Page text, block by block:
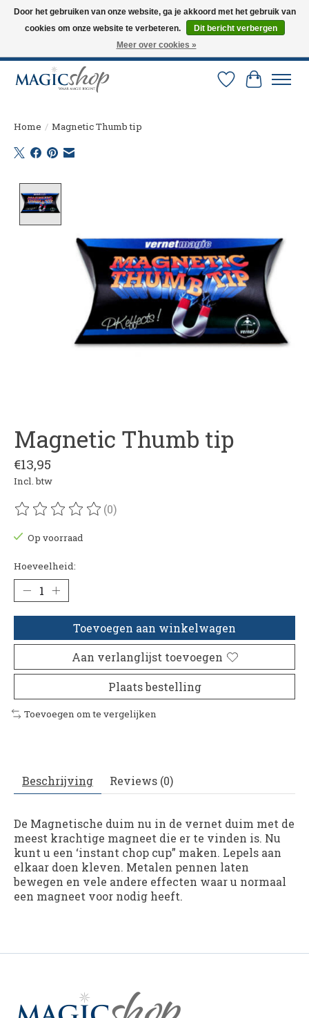
Altijd de nieuwste trucs op voorraad. Snelle verzending via PostNL en DHL.
Langskomen in onze winkel? Bel of mail om een afspraak te maken. 0251-
Verlanglijst
Home / Magnetic Thumb tip
Magnetic Thumb tip
€13,95
Incl. btw
De beoordeling van dit product is
(0)
Op voorraad
Hoeveelheid:
Toevoegen aan winkelwagen
Aan verlanglijst toevoegen
Plaats bestelling
Toevoegen om te vergelijken
Beschrijving Reviews (0)
De Magnetische duim nu in de vernet duim met de
meest krachtige magneet die er te vinden is. Nu
kunt u een ‘instant chop cup” maken. Lepels aan
elkaar doen kleven. Metalen pennen laten
bewegen en vele andere effecten waar u normaal
een magneet voor nodig heeft.
Door het gebruiken van onze website, ga je akkoord met het gebruik van
cookies om onze website te verbeteren.
Dit bericht verbergen
Meer over cookies »